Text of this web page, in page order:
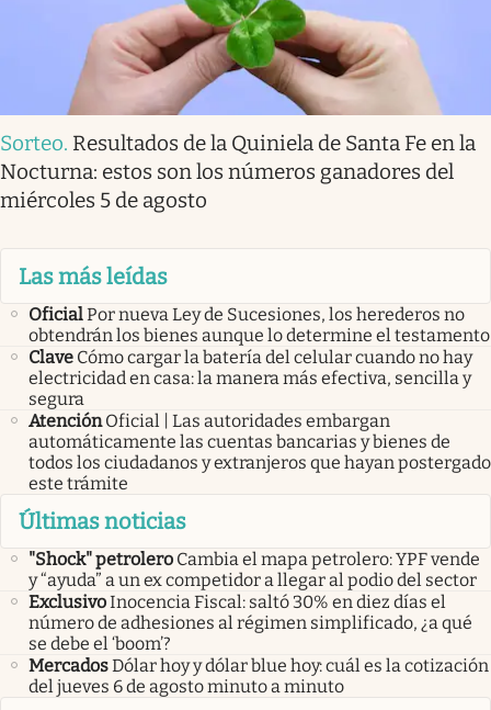
Sorteo. Resultados de la Quiniela de Santa Fe en la
Nocturna: estos son los números ganadores del
miércoles 5 de agosto
Las más leídas
OficialPor nueva Ley de Sucesiones, los herederos no
obtendrán los bienes aunque lo determine el testamento
Clave Cómo cargar la batería del celular cuando no hay
electricidad en casa: la manera más efectiva, sencilla y
segura
Atención Oficial | Las autoridades embargan
automáticamente las cuentas bancarias y bienes de
todos los ciudadanos y extranjeros que hayan postergado
este trámite
Últimas noticias
"Shock" petrolero Cambia el mapa petrolero: YPF vende
y “ayuda” a un ex competidor a llegar al podio del sector
ExclusivoInocencia Fiscal: saltó 30% en diez días el
número de adhesiones al régimen simplificado, ¿a qué
se debe el ‘boom’?
MercadosDólar hoy y dólar blue hoy: cuál es la cotización
del jueves 6 de agosto minuto a minuto